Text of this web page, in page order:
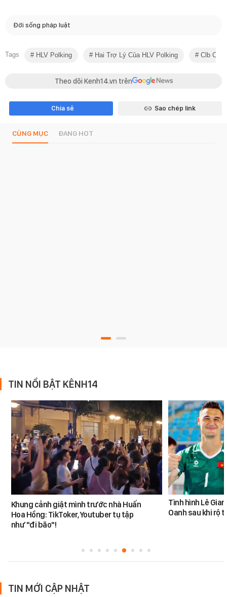
Đời sống pháp luật
Tags HLV Polking Hai Trợ Lý Của HLV Polking Clb Cahn
Theo dõi Kenh14.vn trên
Chia sẻ Sao chép link
CÙNG MỤC ĐANG HOT
TIN NỔI BẬT KÊNH14
Khung cảnh giật mình trước nhà Huấn
Hoa Hồng: TikToker, Youtuber tụ tập
như "đi bão"!
Tình hình Lê
Oanh sau khi rộ
TIN MỚI CẬP NHẬT